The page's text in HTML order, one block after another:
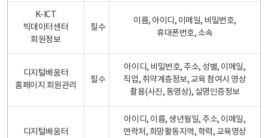
K-ICT
빅데이터센터
회원정보
필수
이름, 아이디, 이메일, 비밀번호,
휴대폰번호, 소속
디지털배움터
홈페이지 회원관리
필수
아이디, 비밀번호, 주소, 성별, 이메일,
직업, 취약계층정보, 교육 참여시 영상
촬용(사진, 동영상), 실명인증정보
디지털배움터
아이디, 이름, 생년월일, 주소, 이메일,
연락처, 희망활동지역, 학력, 교육영상